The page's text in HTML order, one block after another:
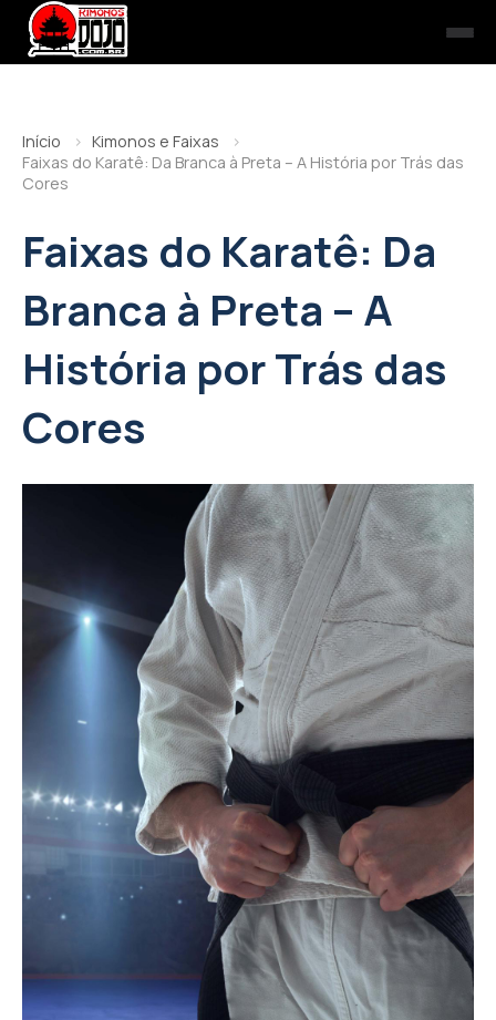
Início
Kimonos e Faixas
Faixas do Karatê: Da Branca à Preta – A História por Trás das
Cores
Faixas do Karatê: Da
Branca à Preta – A
História por Trás das
Cores